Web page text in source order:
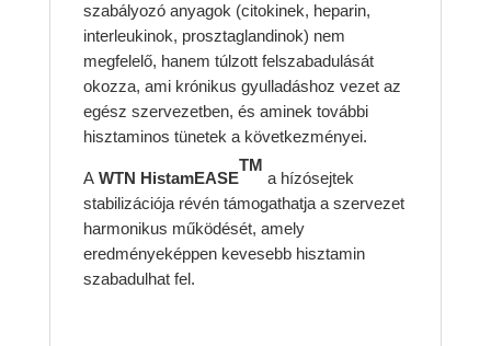
szabályozó anyagok (citokinek, heparin,
interleukinok, prosztaglandinok) nem
megfelelő, hanem túlzott felszabadulását
okozza, ami krónikus gyulladáshoz vezet az
egész szervezetben, és aminek további
hisztaminos tünetek a következményei.
A WTN HistamEASE
TM
a hízósejtek
stabilizációja révén támogathatja a szervezet
harmonikus működését, amely
eredményeképpen kevesebb hisztamin
szabadulhat fel.